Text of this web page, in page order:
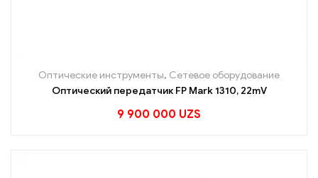
Оптические инструменты, Сетевое оборудование
Оптический передатчик FP Mark 1310, 22mV
9 900 000 UZS